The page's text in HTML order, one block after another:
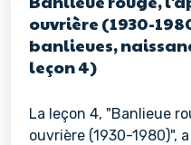
ouvrière (1930-
banlieues,
leçon 4)
La leçon 4, "Banlieue
ouvrière (1930-1980)",